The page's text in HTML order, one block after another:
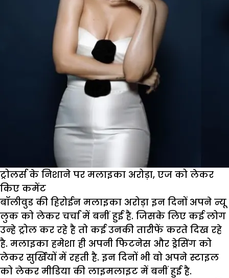
ट्रोलर्स के निशाने पर मलाइका अरोड़ा, एज को लेकर
किए कमेंट
बॉलीवुड की हिरोईन मलाइका अरोड़ा इन दिनों अपने न्यू
लुक को लेकर चर्चा में बनीं हुई है. जिसके लिए कई लोग
उन्हे ट्रोल कर रहे है तो कई उनकी तारीफें करते दिख रहे
है. मलाइका हमेशा ही अपनी फिटनेस और ड्रेसिंग को
लेकर सुर्खियों में रहती है. इन दिनों भी वो अपने स्टाइल
को लेकर मीडिया की लाइमलाइट में बनीं हुई है.